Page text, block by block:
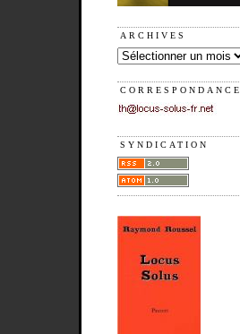
ARCHIVES
CORRESPONDANCE
SYNDICATION